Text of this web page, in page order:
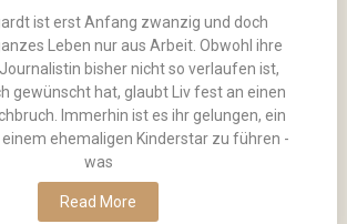
ist erst Anfang zwanzig und doch
Leben nur aus Arbeit. Obwohl ihre
bisher nicht so verlaufen ist,
gewünscht hat, glaubt Liv fest an einen
Immerhin ist es ihr gelungen, ein
ehemaligen Kinderstar zu führen -
was
Read More